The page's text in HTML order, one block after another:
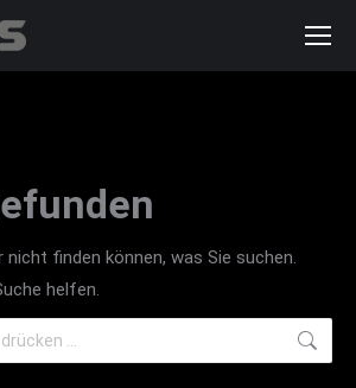
nicht finden können, was Sie suchen.
helfen.